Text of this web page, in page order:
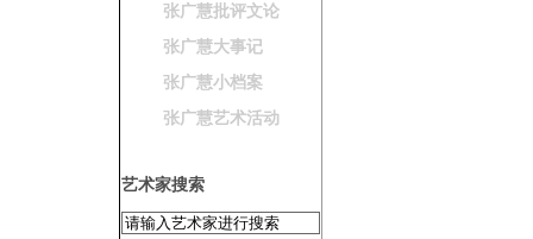
张广慧批评文论
张广慧大事记
张广慧小档案
张广慧艺术活动
艺术家搜索